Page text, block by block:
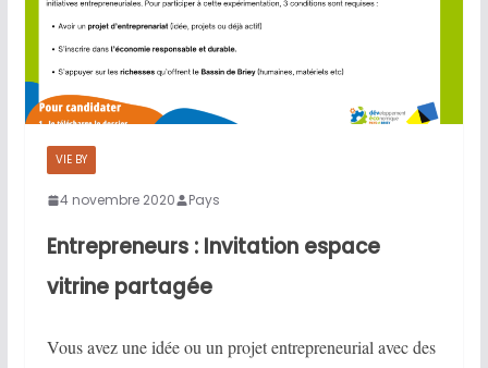
VIE BY
4 novembre 2020 Pays
Entrepreneurs : Invitation espace
vitrine partagée
Vous avez une idée ou un projet entrepreneurial avec des